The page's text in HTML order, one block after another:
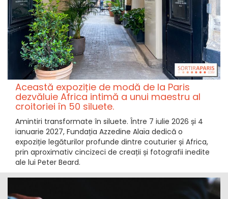
Această expoziție de modă de la Paris
dezvăluie Africa intimă a unui maestru al
croitoriei în 50 siluete.
Amintiri transformate în siluete. Între 7 iulie 2026 și 4
ianuarie 2027, Fundația Azzedine Alaïa dedică o
expoziție legăturilor profunde dintre couturier și Africa,
prin aproximativ cincizeci de creații și fotografii inedite
ale lui Peter Beard.